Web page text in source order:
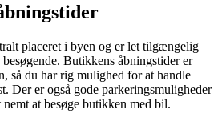
placeret i byen og er let tilgængelig
Butikkens åbningstider er
så du har rig mulighed for at handle
Der er også gode parkeringsmuligheder
at besøge butikken med bil.